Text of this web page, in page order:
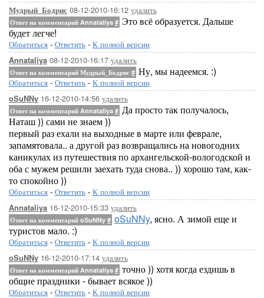
Мудрый_Бодрис 08-12-2010-16:12 удалить
Ответ на комментарий Annataliya # Это всё образуется. Дальше
будет легче!
Обратиться - Ответить - К полной версии
Annataliya 08-12-2010-16:17 удалить
Ответ на комментарий Мудрый_Бодрис # Ну, мы надеемся. :)
Обратиться - Ответить - К полной версии
oSuNNy 16-12-2010-14:56 удалить
Ответ на комментарий Annataliya # Да просто так получалось,
Наташ )) сами не знаем ))
первый раз ехали на выходные в марте или феврале,
запамятовала.. а другой раз возвращались на новогодних
каникулах из путешествия по архангельской-вологодской и
оба с мужем решили заехать туда снова.. )) хорошо там, как-
то спокойно ))
Обратиться - Ответить - К полной версии
Annataliya 16-12-2010-15:33 удалить
Ответ на комментарий oSuNNy # oSuNNy, ясно. А зимой еще и
туристов мало. :)
Обратиться - Ответить - К полной версии
oSuNNy 16-12-2010-17:14 удалить
Ответ на комментарий Annataliya # точно )) хотя когда ездишь в
общие праздники - бывает всякое ))
Обратиться - Ответить - К полной версии